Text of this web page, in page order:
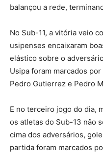
balançou a rede,
No Sub-11, a vitória veio
usipenses encaixaram
elástico sobre o
Usipa foram marcados
Pedro Gutierrez e Pedro
E no terceiro jogo do dia,
os atletas do Sub-13 não
cima dos adversários,
partida foram marcados